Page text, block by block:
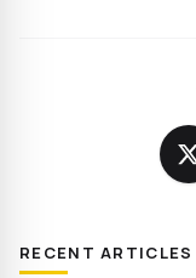
RECENT ARTICLES